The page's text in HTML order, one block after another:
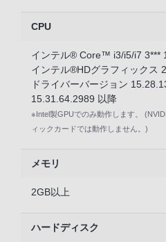
CPU
インテル® Core™ i3/i5/i7 3***
インテル®HDグラフィックス
ドライバーバージョン
15.31.64.2989 以降
※Intel製GPUでのみ動作します。
ィックカードでは動作しません。)
メモリ
2GB以上
ハードディスク